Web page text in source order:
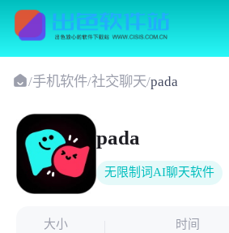
/手机软件/社交聊天/pada
pada
无限制词AI聊天软件
大小
时间